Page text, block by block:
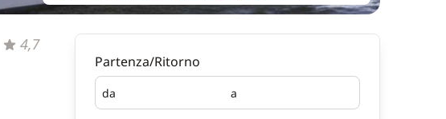
4,7
Partenza/Ritorno
da
Partenza a
Ritorno